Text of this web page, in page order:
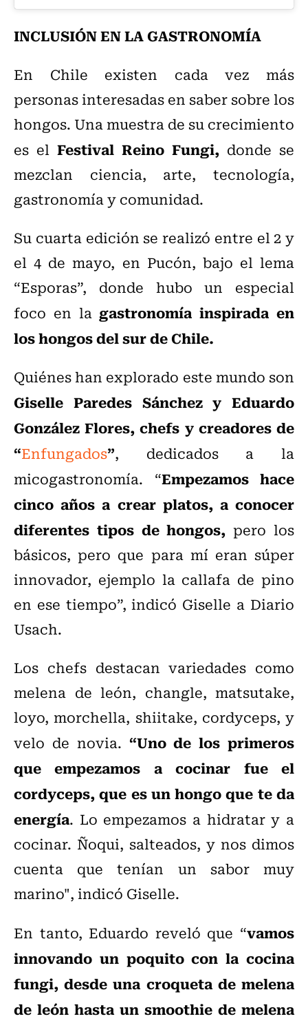
INCLUSIÓN EN LA GASTRONOMÍA
En Chile existen cada vez más
personas interesadas en saber sobre los
hongos. Una muestra de su crecimiento
es el Festival Reino Fungi, donde se
mezclan ciencia, arte, tecnología,
gastronomía y comunidad.
Su cuarta edición se realizó entre el 2 y
el 4 de mayo, en Pucón, bajo el lema
“Esporas”, donde hubo un especial
foco en lagastronomía inspirada en
los hongos del sur de Chile.
Quiénes han explorado este mundo son
Giselle Paredes Sánchez y Eduardo
González Flores, chefs y creadores de
“Enfungados”, dedicados a la
micogastronomía. “Empezamos hace
cinco años a crear platos, a conocer
diferentes tipos de hongos, pero los
básicos, pero que para mí eran súper
innovador, ejemplo la callafa de pino
en ese tiempo”, indicó Giselle a Diario
Usach.
Los chefs destacan variedades como
melena de león, changle, matsutake,
loyo, morchella, shiitake, cordyceps, y
velo de novia. “Uno de los primeros
que empezamos a cocinar fue el
cordyceps, que es un hongo que te da
energía. Lo empezamos a hidratar y a
cocinar. Ñoqui, salteados, y nos dimos
cuenta que tenían un sabor muy
marino", indicó Giselle.
En tanto, Eduardo reveló que “vamos
innovando un poquito con la cocina
fungi, desde una croqueta de melena
de león hasta un smoothie de melena